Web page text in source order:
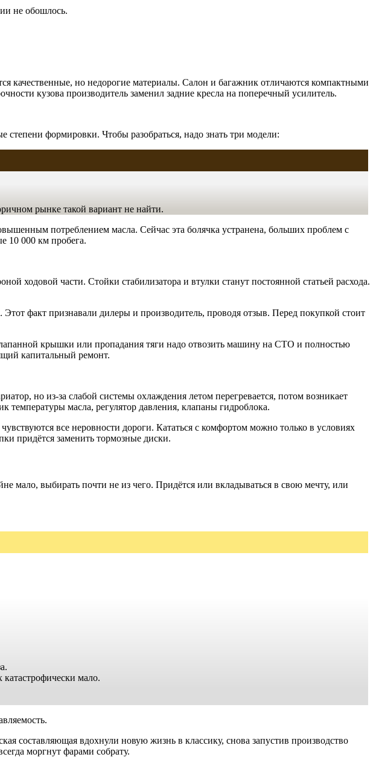
не обошлось.
качественные, но недорогие материалы. Салон и багажник отличаются компактными
кузова производитель заменил задние кресла на поперечный усилитель.
формировки. Чтобы разобраться, надо знать три модели:
рынке такой вариант не найти.
потреблением масла. Сейчас эта болячка устранена, больших проблем с
10 000 км пробега.
ходовой части. Стойки стабилизатора и втулки станут постоянной статьей расхода.
факт признавали дилеры и производитель, проводя отзыв. Перед покупкой стоит
крышки или пропадания тяги надо отвозить машину на СТО и полностью
капитальный ремонт.
но из-за слабой системы охлаждения летом перегревается, потом возникает
температуры масла, регулятор давления, клапаны гидроблока.
все неровности дороги. Кататься с комфортом можно только в условиях
придётся заменить тормозные диски.
мало, выбирать почти не из чего. Придётся или вкладываться в свою мечту, или
мало.
составляющая вдохнули новую жизнь в классику, снова запустив производство
моргнут фарами собрату.